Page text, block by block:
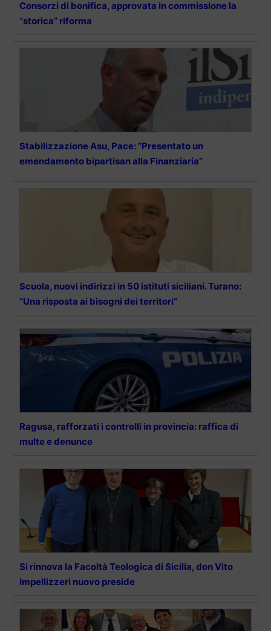
Consorzi di bonifica, approvata in commissione la
“storica” riforma
Stabilizzazione Asu, Pace: “Presentato un
emendamento bipartisan alla Finanziaria”
Scuola, nuovi indirizzi in 50 istituti siciliani. Turano:
“Una risposta ai bisogni dei territori”
Ragusa, rafforzati i controlli in provincia: raffica di
multe e denunce
Si rinnova la Facoltà Teologica di Sicilia, don Vito
Impellizzeri nuovo preside